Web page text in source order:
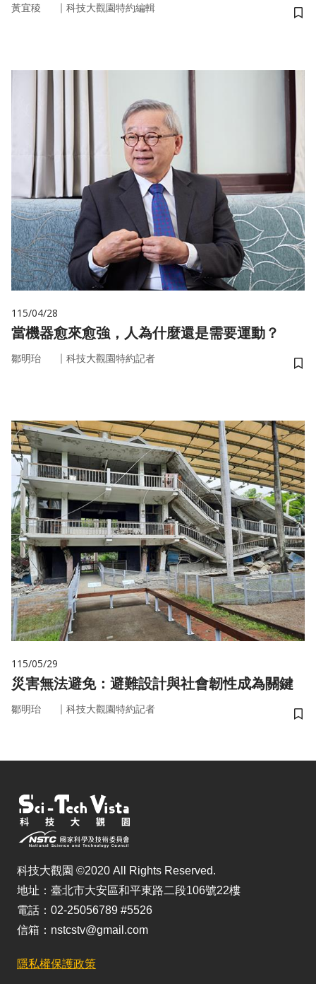
黃宜稜 ｜ 科技大觀園特約編輯
儲
115/04/28
當機器愈來愈強，人為什麼還是需要運動？
鄒明珆 ｜ 科技大觀園特約記者
儲
115/05/29
災害無法避免：避難設計與社會韌性成為關鍵
鄒明珆 ｜ 科技大觀園特約記者
儲
科技大觀園 ©2020 All Rights Reserved.
地址：臺北市大安區和平東路二段106號22樓
電話：02-25056789 #5526
信箱：nstcstv@gmail.com
隱私權保護政策